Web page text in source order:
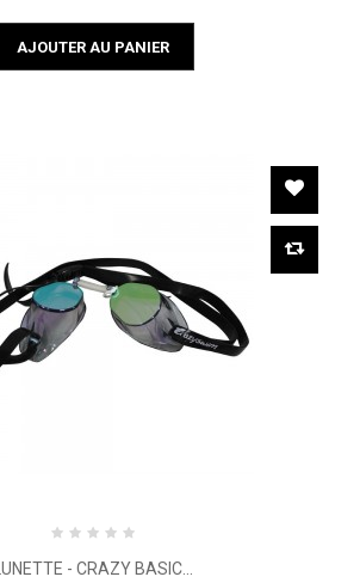
AJOUTER AU PANIER
LUNETTE - CRAZY BASIC...